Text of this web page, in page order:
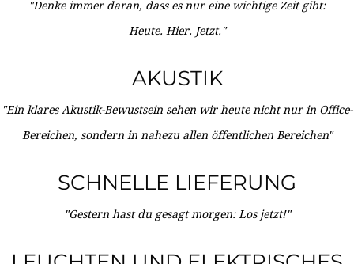
"Denke immer daran, dass es nur eine wichtige Zeit gibt:
Heute. Hier. Jetzt."
AKUSTIK
"Ein klares Akustik-Bewustsein sehen wir heute nicht nur in Office-
Bereichen, sondern in nahezu allen öffentlichen Bereichen"
SCHNELLE LIEFERUNG
"Gestern hast du gesagt morgen: Los jetzt!"